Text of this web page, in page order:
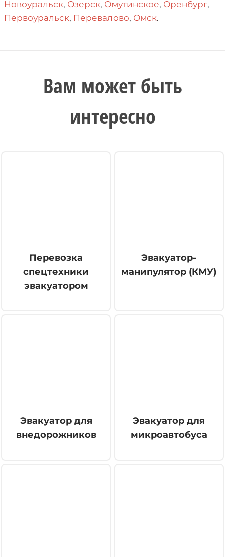
Новоуральск, Озерск, Омутинское, Оренбург,
Первоуральск, Перевалово, Омск.
Вам может быть
интересно
Перевозка
спецтехники
эвакуатором
Эвакуатор-
манипулятор (КМУ)
Эвакуатор для
внедорожников
Эвакуатор для
микроавтобуса